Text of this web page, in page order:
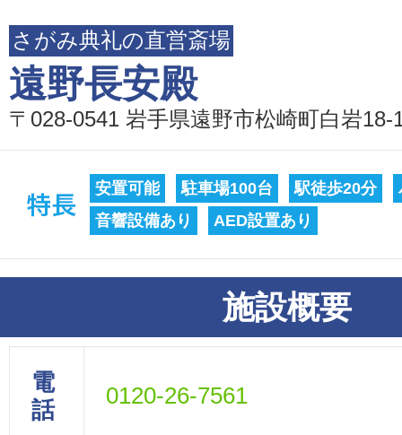
さがみ典礼の直営斎場
遠野長安殿
〒028-0541 岩手県遠野市松崎町白岩18-
安置可能 駐車場100台 駅徒歩20分
音響設備あり
AED設置あり
施設概要
電
話
0120-26-7561